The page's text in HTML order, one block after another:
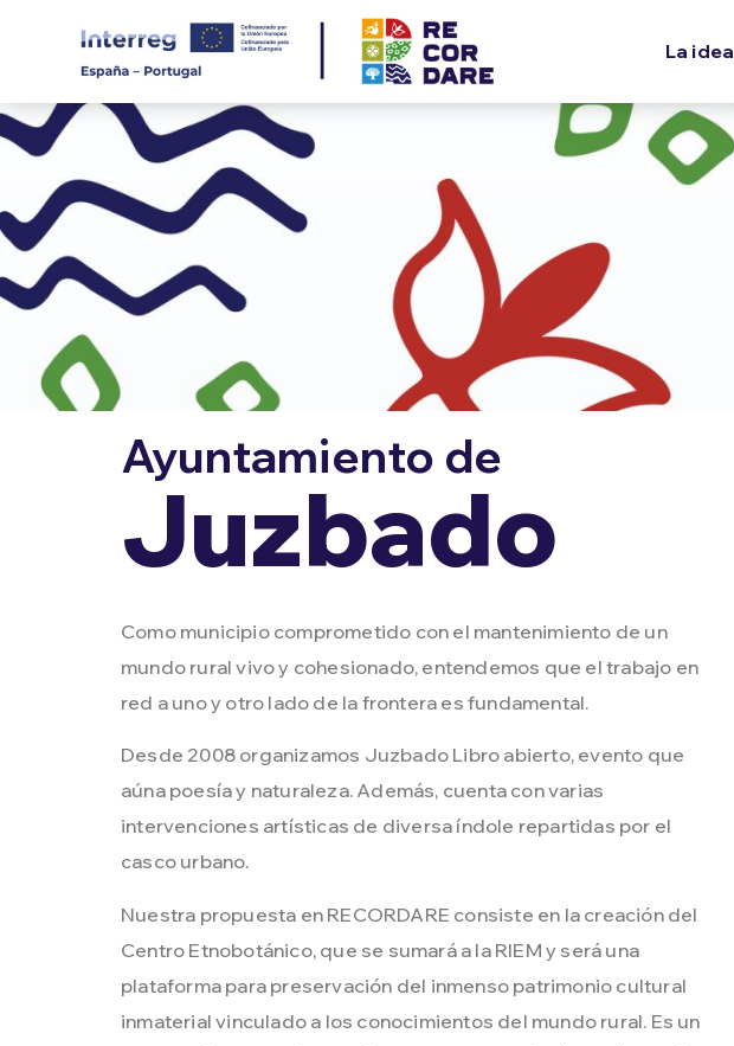
La idea
Ayuntamiento de
Juzbado
Como municipio comprometido con el mantenimiento de un
mundo rural vivo y cohesionado, entendemos que el trabajo en
red a uno y otro lado de la frontera es fundamental.
Desde 2008 organizamos Juzbado Libro abierto, evento que
aúna poesía y naturaleza. Además, cuenta con varias
intervenciones artísticas de diversa índole repartidas por el
casco urbano.
Nuestra propuesta en RECORDARE consiste en la creación del
Centro Etnobotánico, que se sumará a la RIEM y será una
plataforma para preservación del inmenso patrimonio cultural
inmaterial vinculado a los conocimientos del mundo rural. Es un